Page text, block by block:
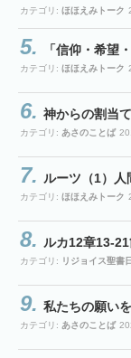
カテゴリ: ほほえみトーク
「信仰・希望
カテゴリ: ほほえみトーク
神からの割当て
カテゴリ: あさのことば
ルーツ（1）人
カテゴリ: ほほえみトーク
ルカ12章13-
カテゴリ: リジョイス聖書
私たちの願い
カテゴリ: あさのことば